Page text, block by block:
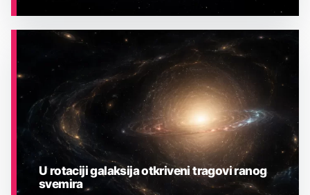
U rotaciji galaksija otkriveni tragovi ranog
svemira